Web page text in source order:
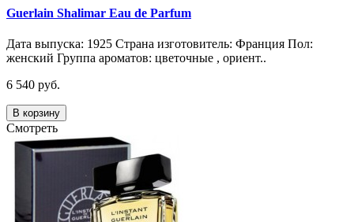
Guerlain Shalimar Eau de Parfum
Дата выпуска: 1925 Страна изготовитель: Франция Пол:
женский Группа ароматов: цветочные , ориент..
6 540 руб.
В корзину
Смотреть